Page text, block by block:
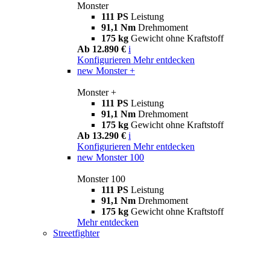
Monster
111 PS Leistung
91,1 Nm Drehmoment
175 kg Gewicht ohne Kraftstoff
Ab 12.890 € i
Konfigurieren Mehr entdecken
new Monster +
Monster +
111 PS Leistung
91,1 Nm Drehmoment
175 kg Gewicht ohne Kraftstoff
Ab 13.290 € i
Konfigurieren Mehr entdecken
new Monster 100
Monster 100
111 PS Leistung
91,1 Nm Drehmoment
175 kg Gewicht ohne Kraftstoff
Mehr entdecken
Streetfighter